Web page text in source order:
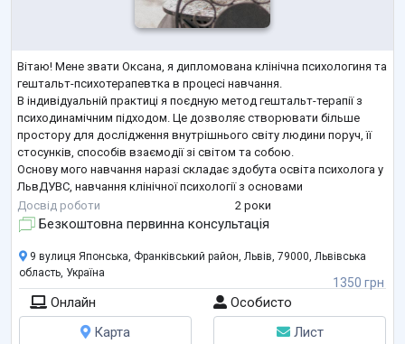
Вітаю! Мене звати Оксана, я дипломована клінічна психологиня та
гештальт-психотерапевтка в процесі навчання.
В індивідуальній практиці я поєдную метод гештальт-терапії з
психодинамічним підходом. Це дозволяє створювати більше
простору для дослідження внутрішнього світу людини поруч, її
стосунків, способів взаємодії зі світом та собою.
Основу мого навчання наразі складає здобута освіта психолога у
ЛьвДУВС, навчання клінічної психології з основами
психодинамічної терапії в УКУ та процес становлення як
гештальт-психотерапевтки в Українському...
Досвід роботи 2 роки
Безкоштовна первинна консультація
1350 грн
9 вулиця Японська, Франківський район, Львів, 79000, Львівська
область, Україна
Онлайн
Особисто
Карта
Лист